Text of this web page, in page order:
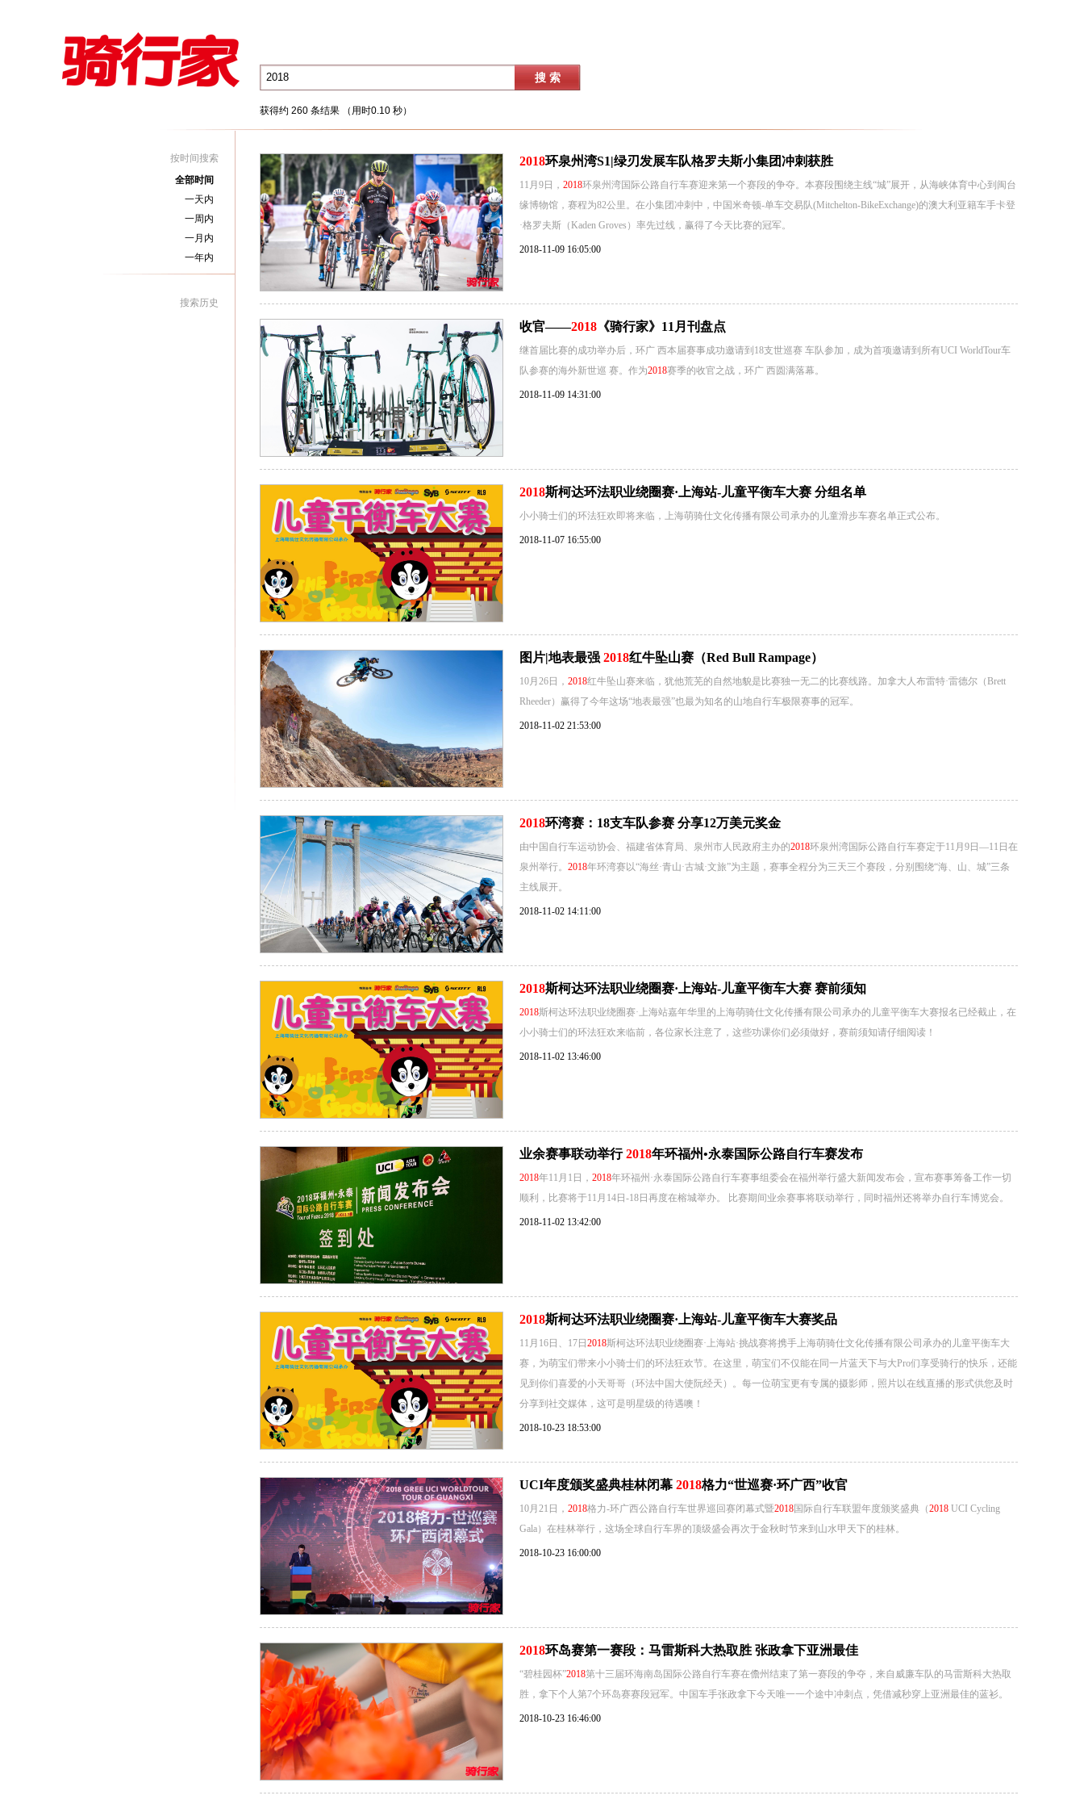
获得约 260 条结果 （用时0.10 秒）
按时间搜索
全部时间
一天内
一周内
一月内
一年内
搜索历史
2018环泉州湾S1|绿刃发展车队格罗夫斯小集团冲刺获胜
11月9日， 2018环泉州湾国际公路自行车赛迎来第一个赛段的争夺。本赛段围绕主线“城”展开，从海峡体育中心到闽台
缘博物馆，赛程为82公里。在小集团冲刺中，中国米奇顿-单车交易队(Mitchelton-BikeExchange)的澳大利亚籍车手卡登
·格罗夫斯（Kaden Groves）率先过线，赢得了今天比赛的冠军。
2018-11-09 16:05:00
收官——2018 《骑行家》11月刊盘点
继首届比赛的成功举办后，环广 西本届赛事成功邀请到18支世巡赛 车队参加，成为首项邀请到所有UCI WorldTour车
队参赛的海外新世巡 赛。作为2018赛季的收官之战，环广 西圆满落幕。
2018-11-09 14:31:00
2018斯柯达环法职业绕圈赛·上海站-儿童平衡车大赛 分组名单
小小骑士们的环法狂欢即将来临，上海萌骑仕文化传播有限公司承办的儿童滑步车赛名单正式公布。
2018-11-07 16:55:00
图片|地表最强 2018红牛坠山赛（Red Bull Rampage）
10月26日， 2018红牛坠山赛来临，犹他荒芜的自然地貌是比赛独一无二的比赛线路。加拿大人布雷特·雷德尔（Brett
Rheeder）赢得了今年这场“地表最强”也最为知名的山地自行车极限赛事的冠军。
2018-11-02 21:53:00
2018环湾赛：18支车队参赛 分享12万美元奖金
由中国自行车运动协会、福建省体育局、泉州市人民政府主办的2018环泉州湾国际公路自行车赛定于11月9日—11日在
泉州举行。 2018年环湾赛以“海丝·青山·古城·文旅”为主题，赛事全程分为三天三个赛段，分别围绕“海、山、城”三条
主线展开。
2018-11-02 14:11:00
2018斯柯达环法职业绕圈赛·上海站-儿童平衡车大赛 赛前须知
2018斯柯达环法职业绕圈赛·上海站嘉年华里的上海萌骑仕文化传播有限公司承办的儿童平衡车大赛报名已经截止，在
小小骑士们的环法狂欢来临前，各位家长注意了，这些功课你们必须做好，赛前须知请仔细阅读！
2018-11-02 13:46:00
业余赛事联动举行2018年环福州•永泰国际公路自行车赛发布
2018年11月1日， 2018年环福州·永泰国际公路自行车赛事组委会在福州举行盛大新闻发布会，宣布赛事筹备工作一切
顺利，比赛将于11月14日-18日再度在榕城举办。 比赛期间业余赛事将联动举行，同时福州还将举办自行车博览会。
2018-11-02 13:42:00
2018斯柯达环法职业绕圈赛·上海站-儿童平衡车大赛奖品
11月16日、17日 2018斯柯达环法职业绕圈赛·上海站·挑战赛将携手上海萌骑仕文化传播有限公司承办的儿童平衡车大
赛，为萌宝们带来小小骑士们的环法狂欢节。在这里，萌宝们不仅能在同一片蓝天下与大Pro们享受骑行的快乐，还能
见到你们喜爱的小天哥哥（环法中国大使阮经天）。每一位萌宝更有专属的摄影师，照片以在线直播的形式供您及时
分享到社交媒体，这可是明星级的待遇噢！
2018-10-23 18:53:00
UCI年度颁奖盛典桂林闭幕 2018格力“世巡赛·环广西”收官
10月21日， 2018格力-环广西公路自行车世界巡回赛闭幕式暨2018国际自行车联盟年度颁奖盛典（2018 UCI Cycling
Gala）在桂林举行，这场全球自行车界的顶级盛会再次于金秋时节来到山水甲天下的桂林。
2018-10-23 16:00:00
2018环岛赛第一赛段：马雷斯科大热取胜 张政拿下亚洲最佳
“碧桂园杯”2018第十三届环海南岛国际公路自行车赛在儋州结束了第一赛段的争夺，来自威廉车队的马雷斯科大热取
胜，拿下个人第7个环岛赛赛段冠军。中国车手张政拿下今天唯一一个途中冲刺点，凭借减秒穿上亚洲最佳的蓝衫。
2018-10-23 16:46:00